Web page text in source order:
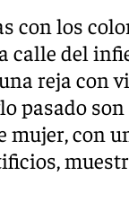
con los
calle del
una reja con
pasado
mujer, con